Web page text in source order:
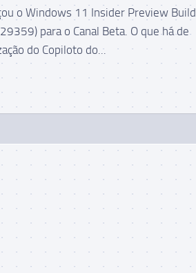
o Windows 11 Insider Preview Build
para o Canal Beta. O que há de
do Copiloto do...